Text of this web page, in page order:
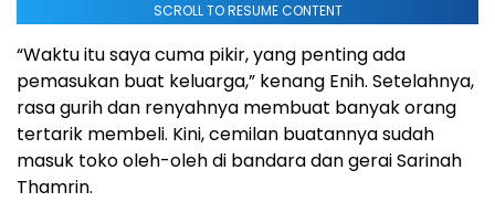
SCROLL TO RESUME CONTENT
“Waktu itu saya cuma pikir, yang penting ada
pemasukan buat keluarga,” kenang Enih. Setelahnya,
rasa gurih dan renyahnya membuat banyak orang
tertarik membeli. Kini, cemilan buatannya sudah
masuk toko oleh-oleh di bandara dan gerai Sarinah
Thamrin.